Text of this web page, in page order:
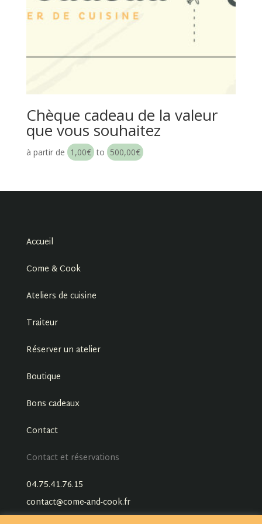
Chèque cadeau de la valeur
que vous souhaitez
à partir de 1,00€ to 500,00€
Accueil
Come & Cook
Ateliers de cuisine
Traiteur
Réserver un atelier
Boutique
Bons cadeaux
Contact
Contact et réservations
04.75.41.76.15
contact@come-and-cook.fr